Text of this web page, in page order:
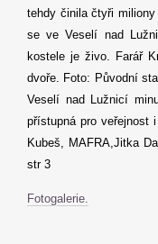
tehdy činila čtyři
se ve Veselí nad
kostele je živo. Farář
dvoře. Foto: Původní
Veselí nad Lužnicí
přístupná pro veřejnost
Kubeš, MAFRA,Jitka
str 3
Fotogalerie.